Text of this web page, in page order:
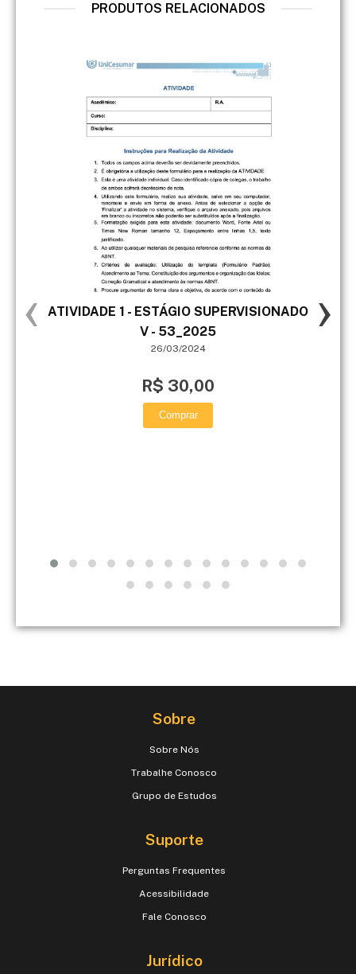
PRODUTOS RELACIONADOS
ATIVIDADE 1 - ESTÁGIO SUPERVISIONADO
V - 53_2025
26/03/2024
R$ 30,00
Comprar
‹ ›
Sobre
Sobre Nós
Trabalhe Conosco
Grupo de Estudos
Suporte
Perguntas Frequentes
Acessibilidade
Fale Conosco
Jurídico